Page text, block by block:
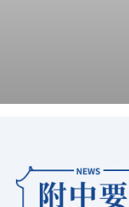
全国展演一
2026/07/31